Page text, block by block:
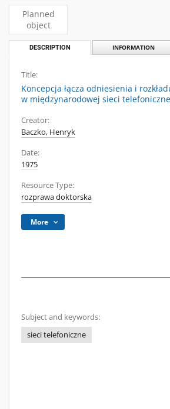
Planned
object
DESCRIPTION INFORMATION
Title:
Koncepcja łącza odniesienia i
w międzynarodowej sieci
Creator:
Baczko, Henryk
Date:
1975
Resource Type:
rozprawa doktorska
More
Subject and keywords:
sieci telefoniczne